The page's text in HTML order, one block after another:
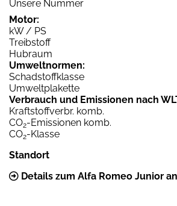
Unsere Nummer
Motor:
kW / PS
Treibstoff
Hubraum
Umweltnormen:
Schadstoffklasse
Umweltplakette
Verbrauch und Emissionen nach
Kraftstoffverbr. komb.
CO2-Emissionen komb.
CO2-Klasse
Standort
Details zum Alfa Romeo Junior